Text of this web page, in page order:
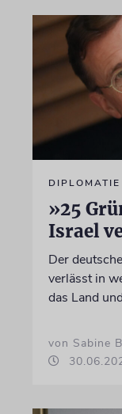
DIPLOMATIE
»25
Israel
Der
verlässt in
das Land
von Sabine